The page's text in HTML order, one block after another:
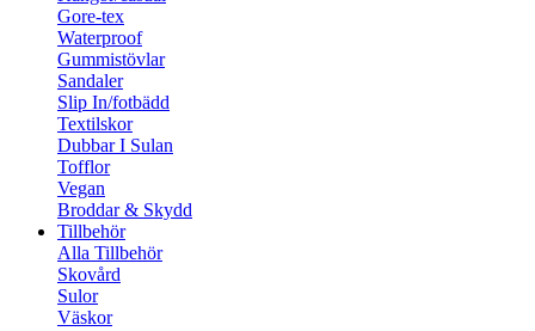
Gore-tex
Waterproof
Gummistövlar
Sandaler
Slip In/fotbädd
Textilskor
Dubbar I Sulan
Tofflor
Vegan
Broddar & Skydd
Tillbehör
Alla Tillbehör
Skovård
Sulor
Väskor